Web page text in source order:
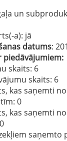
un
a): jā
datums:
piedāvājumiem:
skaits: 6
skaits: 6
kas saņemti
: 0
kas saņemti
saņemto